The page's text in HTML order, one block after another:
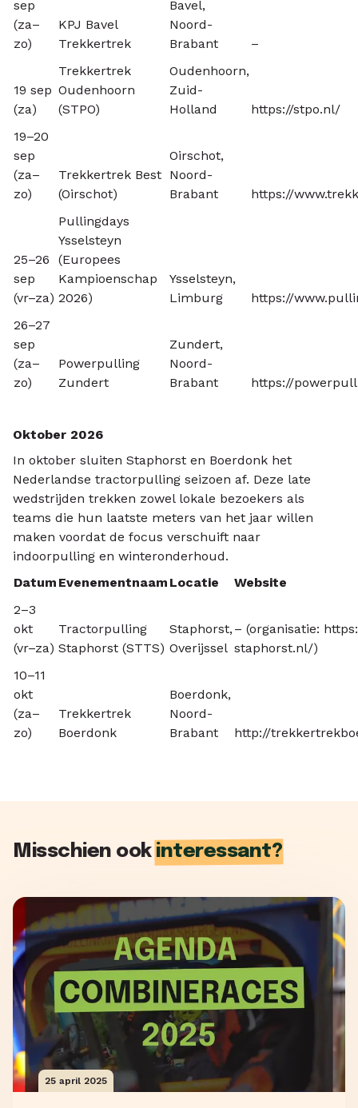
sep
(za–
zo)
KPJ Bavel
Trekkertrek
Bavel,
Noord-
Brabant
–
19 sep
(za)
Trekkertrek
Oudenhoorn
(STPO)
Oudenhoorn,
Zuid-
Holland
https://stpo.nl/
19–20
sep
(za–
zo)
Trekkertrek Best
(Oirschot)
Oirschot,
Noord-
Brabant
https://
25–26
sep
(vr–za)
Pullingdays
Ysselsteyn
(Europees
Kampioenschap
2026)
Ysselsteyn,
Limburg
https://
26–27
sep
(za–
zo)
Powerpulling
Zundert
Zundert,
Noord-
Brabant
https://
Oktober 2026
In oktober sluiten Staphorst en Boerdonk het
Nederlandse tractorpulling seizoen af. Deze late
wedstrijden trekken zowel lokale bezoekers als
teams die hun laatste meters van het jaar willen
maken voordat de focus verschuift naar
indoorpulling en winteronderhoud.
Datum Evenementnaam Locatie
Website
2–3
okt
(vr–za)
Tractorpulling
Staphorst (STTS)
Staphorst,
Overijssel
– (organisatie:
staphorst.nl/)
10–11
okt
(za–
zo)
Trekkertrek
Boerdonk
Boerdonk,
Noord-
Brabant
http://
Misschien ook interessant?
25 april 2025